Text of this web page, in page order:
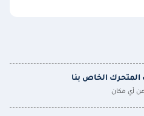
الخاص بنا
أي مكان